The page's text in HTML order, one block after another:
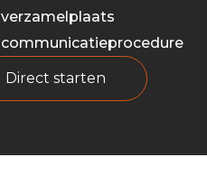
verzamelplaats
communicatieprocedure
direct starten